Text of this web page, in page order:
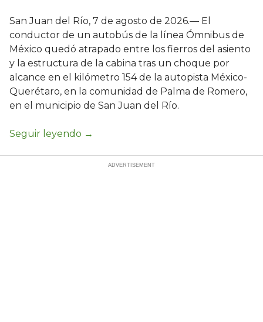
San Juan del Río, 7 de agosto de 2026.— El
conductor de un autobús de la línea Ómnibus de
México quedó atrapado entre los fierros del asiento
y la estructura de la cabina tras un choque por
alcance en el kilómetro 154 de la autopista México-
Querétaro, en la comunidad de Palma de Romero,
en el municipio de San Juan del Río.